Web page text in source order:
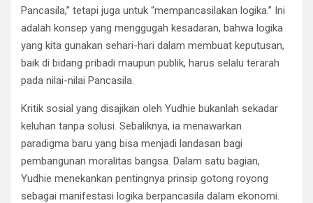
Pancasila,” tetapi juga untuk “mempancasilakan logika.” Ini
adalah konsep yang menggugah kesadaran, bahwa logika
yang kita gunakan sehari-hari dalam membuat keputusan,
baik di bidang pribadi maupun publik, harus selalu terarah
pada nilai-nilai Pancasila.
Kritik sosial yang disajikan oleh Yudhie bukanlah sekadar
keluhan tanpa solusi. Sebaliknya, ia menawarkan
paradigma baru yang bisa menjadi landasan bagi
pembangunan moralitas bangsa. Dalam satu bagian,
Yudhie menekankan pentingnya prinsip gotong royong
sebagai manifestasi logika berpancasila dalam ekonomi.